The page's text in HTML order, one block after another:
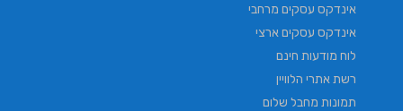
אינדקס עסקים מרחבי
אינדקס עסקים ארצי
לוח מודעות חינם
רשת אתרי הלוויין
תמונות מחבל שלום